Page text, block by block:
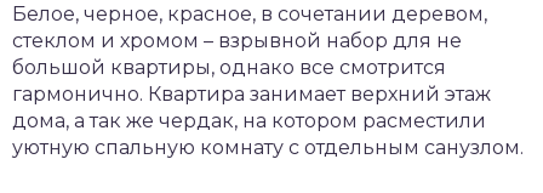
Белое, черное, красное, в сочетании деревом,
стеклом и хромом – взрывной набор для не
большой квартиры, однако все смотрится
гармонично. Квартира занимает верхний этаж
дома, а так же чердак, на котором расместили
уютную спальную комнату с отдельным санузлом.